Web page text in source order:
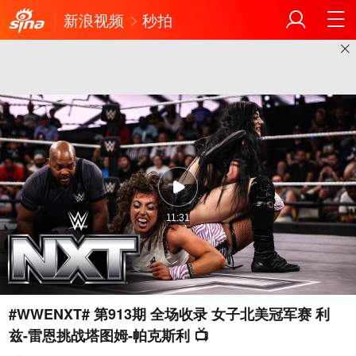
新浪视频 秒拍
11:31
#WWENXT# 第913期 全场收录 女子北美冠军赛 利